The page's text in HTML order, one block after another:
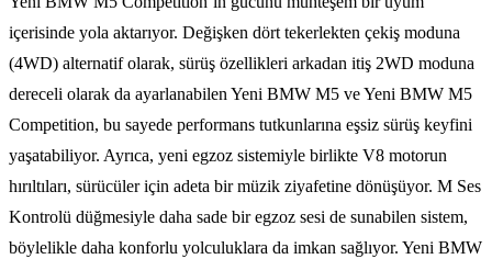
içerisinde yola aktarıyor. Değişken dört tekerlekten çekiş moduna
(4WD) alternatif olarak, sürüş özellikleri arkadan itiş 2WD moduna
dereceli olarak da ayarlanabilen Yeni BMW M5 ve Yeni BMW M5
Competition, bu sayede performans tutkunlarına eşsiz sürüş keyfini
yaşatabiliyor. Ayrıca, yeni egzoz sistemiyle birlikte V8 motorun
hırıltıları, sürücüler için adeta bir müzik ziyafetine dönüşüyor. M Ses
Kontrolü düğmesiyle daha sade bir egzoz sesi de sunabilen sistem,
böylelikle daha konforlu yolculuklara da imkan sağlıyor. Yeni BMW